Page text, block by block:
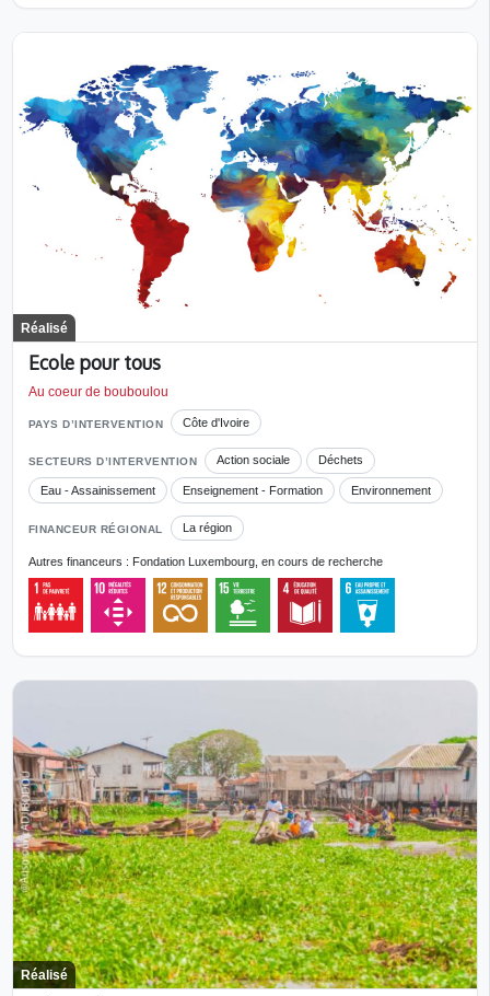
Réalisé
Ecole pour tous
Au coeur de bouboulou
PAYS D’INTERVENTION Côte d'Ivoire
SECTEURS D’INTERVENTION Action sociale Déchets
Eau - Assainissement Enseignement - Formation Environnement
FINANCEUR RÉGIONAL La région
Autres financeurs : Fondation Luxembourg, en cours de recherche
Réalisé